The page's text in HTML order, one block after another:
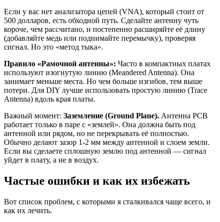
Если у вас нет анализатора цепей (VNA), который стоит от
500 долларов, есть обходной путь. Сделайте антенну чуть
короче, чем рассчитано, и постепенно расширяйте её длину
(добавляйте медь или поднимайте перемычку), проверяя
сигнал. Но это «метод тыка».
Правило «Рамочной антенны»: Часто в компактных платах
используют изогнутую линию (Meandered Antenna). Она
занимает меньше места. Но чем больше изгибов, тем выше
потери. Для DIY лучше использовать простую линию (Trace
Antenna) вдоль края платы.
Важный момент: Заземление (Ground Plane). Антенна PCB
работает только в паре с «землей». Она должна быть под
антенной или рядом, но не перекрывать её полностью.
Обычно делают зазор 1-2 мм между антенной и слоем земли.
Если вы сделаете сплошную землю под антенной — сигнал
уйдет в плату, а не в воздух.
Частые ошибки и как их избежать
Вот список проблем, с которыми я сталкивался чаще всего, и
как их лечить.